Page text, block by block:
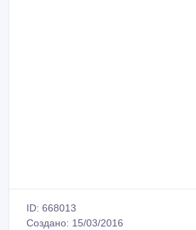
ID: 668013
Создано: 15/03/2016